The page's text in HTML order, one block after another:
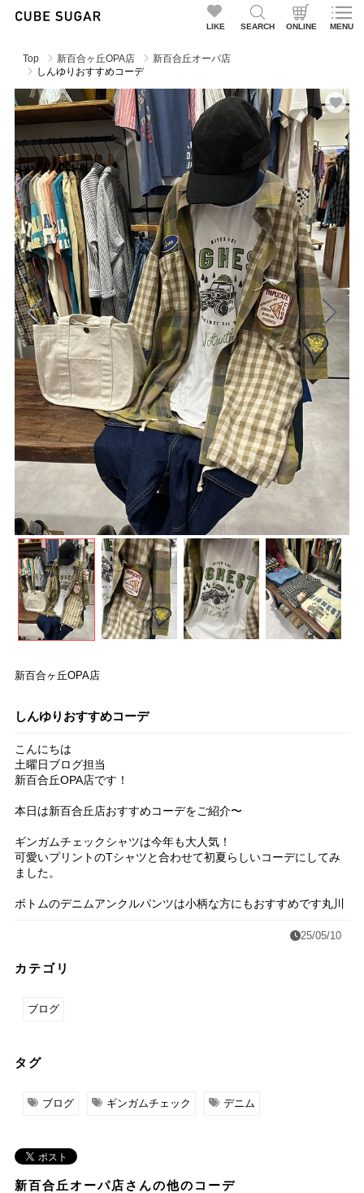
LIKE SEARCH ONLINE MENU
Top 新百合ヶ丘OPA店
新百合丘オーパ店
しんゆりおすすめコーデ
新百合ヶ丘OPA店
しんゆりおすすめコーデ
こんにちは
土曜日ブログ担当
新百合丘OPA店です！
本日は新百合丘店おすすめコーデをご紹介〜
ギンガムチェックシャツは今年も大人気！
可愛いプリントのTシャツと合わせて初夏らしいコーデにしてみ
ました。
ボトムのデニムアンクルパンツは小柄な方にもおすすめです丸川
25/05/10
カテゴリ
ブログ
タグ
ブログ ギンガムチェック デニム
新百合丘オーパ店さんの他のコーデ